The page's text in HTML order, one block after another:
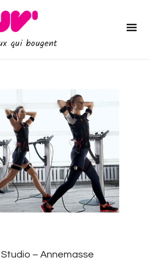
qui bougent
– Annemasse